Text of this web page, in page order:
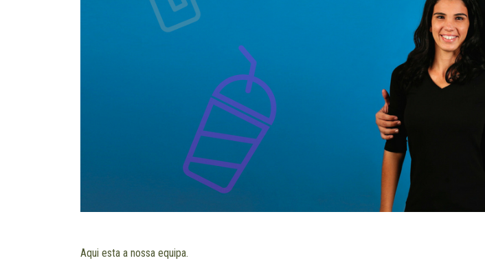
Aqui esta a nossa equipa.